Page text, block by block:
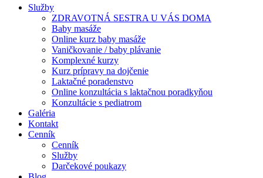
Služby
ZDRAVOTNÁ SESTRA U VÁS DOMA
Baby masáže
Online kurz baby masáže
Vaničkovanie / baby plávanie
Komplexné kurzy
Kurz prípravy na dojčenie
Laktačné poradenstvo
Online konzultácia s laktačnou poradkyňou
Konzultácie s pediatrom
Galéria
Kontakt
Cenník
Cenník
Služby
Darčekové poukazy